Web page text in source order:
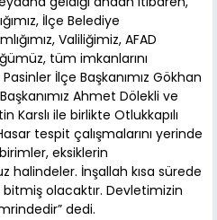
İlçe Belediye
Valiliğimiz, AFAD
tüm imkanlarını
İlçe Başkanımız Gökhan
Ahmet Dölekli ve
Karslı ile birlikte Otlukkapılı
tespit çalışmalarını yerinde
eksiklerin
halindeler. İnşallah kısa sürede
olacaktır. Devletimizin
dedi.